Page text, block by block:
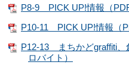
P8-9 PICK UP!情報（
P10-11 PICK UP!情報（
P12-13 まちかどgraffiti、
ロバイト）